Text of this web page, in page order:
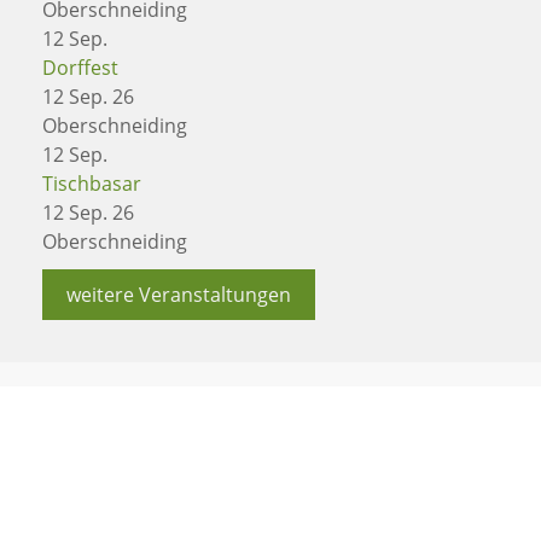
Oberschneiding
12 Sep.
Dorffest
12 Sep. 26
Oberschneiding
12 Sep.
Tischbasar
12 Sep. 26
Oberschneiding
weitere Veranstaltungen